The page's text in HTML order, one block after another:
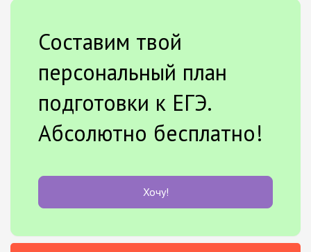
Составим твой
персональный план
подготовки к ЕГЭ.
Абсолютно бесплатно!
Хочу!